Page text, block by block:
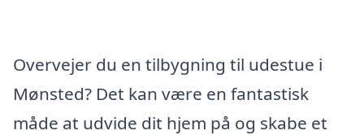
Overvejer du en tilbygning til udestue i
Mønsted? Det kan være en fantastisk
måde at udvide dit hjem på og skabe et